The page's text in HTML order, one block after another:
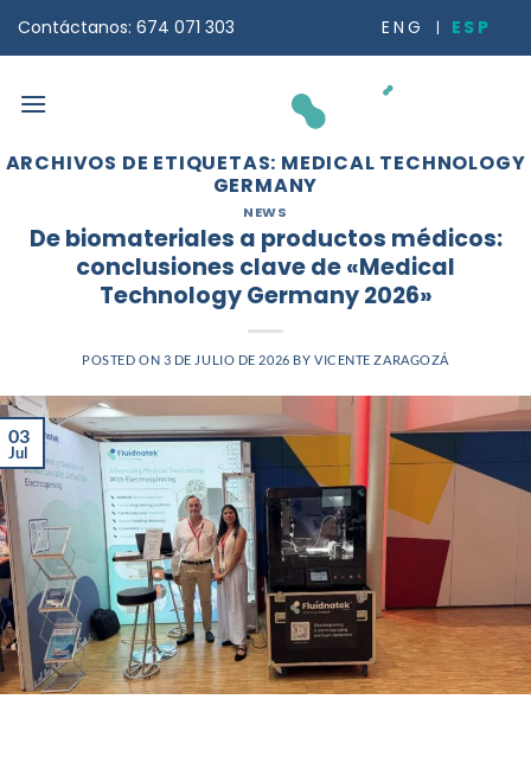
Contáctanos: 674 071 303 ENG ESP
ARCHIVOS DE ETIQUETAS: MEDICAL TECHNOLOGY
GERMANY
NEWS
De biomateriales a productos médicos:
conclusiones clave de «Medical
Technology Germany 2026»
POSTED ON 3 DE JULIO DE 2026 BY VICENTE ZARAGOZÁ
03
Jul